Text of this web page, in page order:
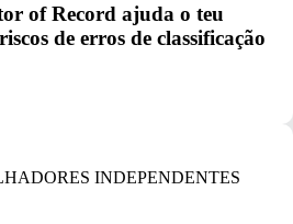
of Record ajuda o teu
de erros de classificação
INDEPENDENTES